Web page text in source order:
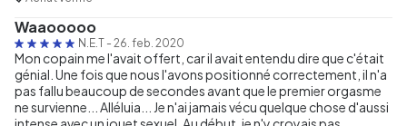
Waaooooo
N.E.T - 26. feb. 2020
Mon copain me l'avait offert, car il avait entendu dire que c'était
génial. Une fois que nous l'avons positionné correctement, il n'a
pas fallu beaucoup de secondes avant que le premier orgasme
ne survienne... Alléluia... Je n'ai jamais vécu quelque chose d'aussi